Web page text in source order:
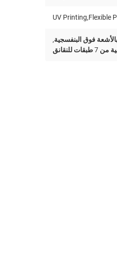
UV Printing,Flexible
فوق البنفسجية,
للنقانق